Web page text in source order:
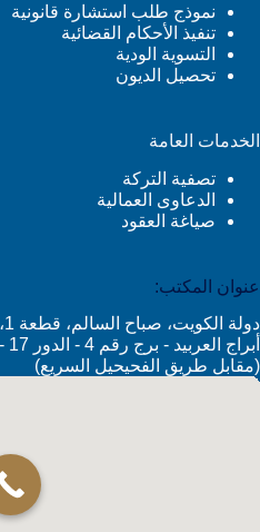
نموذج طلب استشارة قانونية
تنفيذ الأحكام القضائية
التسوية الودية
تحصيل الديون
الخدمات العامة
تصفية التركة
الدعاوى العمالية
صياغة العقود
عنوان المكتب:
دولة الكويت، صباح السالم، قطعة 1، شارع 102
أبراج العربيد - برج رقم 4 - الدور 17 - مكتب 65
(مقابل طريق الفحيحيل السريع)